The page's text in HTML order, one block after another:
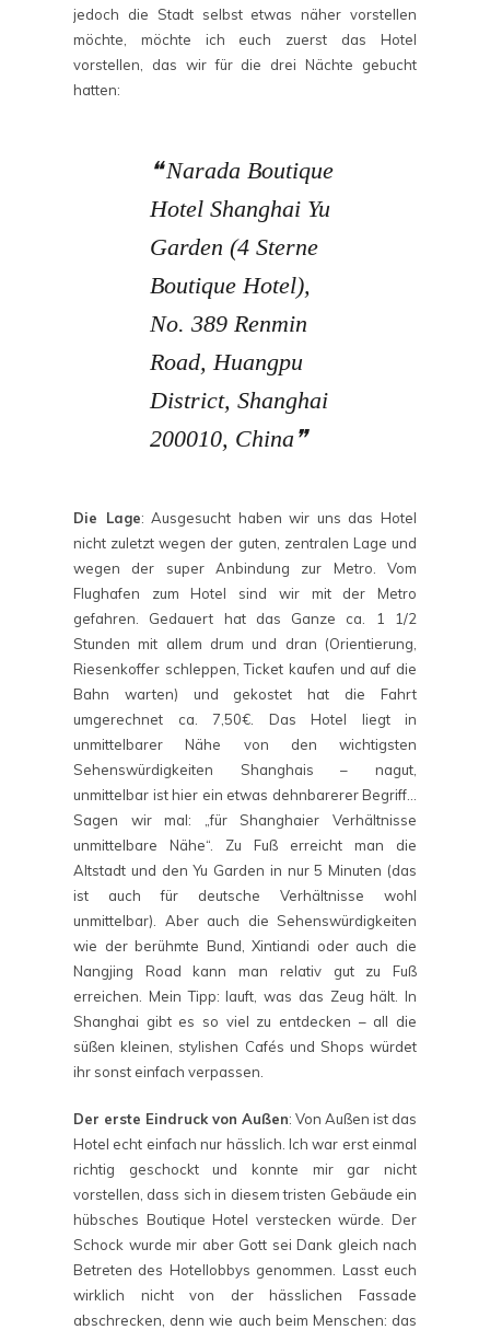
jedoch die Stadt selbst etwas näher vorstellen
möchte, möchte ich euch zuerst das Hotel
vorstellen, das wir für die drei Nächte gebucht
hatten:
Narada Boutique
Hotel Shanghai Yu
Garden (4 Sterne
Boutique Hotel),
No. 389 Renmin
Road, Huangpu
District, Shanghai
200010, China
Die Lage: Ausgesucht haben wir uns das Hotel
nicht zuletzt wegen der guten, zentralen Lage und
wegen der super Anbindung zur Metro. Vom
Flughafen zum Hotel sind wir mit der Metro
gefahren. Gedauert hat das Ganze ca. 1 1/2
Stunden mit allem drum und dran (Orientierung,
Riesenkoffer schleppen, Ticket kaufen und auf die
Bahn warten) und gekostet hat die Fahrt
umgerechnet ca. 7,50€. Das Hotel liegt in
unmittelbarer Nähe von den wichtigsten
Sehenswürdigkeiten Shanghais – nagut,
unmittelbar ist hier ein etwas dehnbarerer Begriff…
Sagen wir mal: „für Shanghaier Verhältnisse
unmittelbare Nähe“. Zu Fuß erreicht man die
Altstadt und den Yu Garden in nur 5 Minuten (das
ist auch für deutsche Verhältnisse wohl
unmittelbar). Aber auch die Sehenswürdigkeiten
wie der berühmte Bund, Xintiandi oder auch die
Nangjing Road kann man relativ gut zu Fuß
erreichen. Mein Tipp: lauft, was das Zeug hält. In
Shanghai gibt es so viel zu entdecken – all die
süßen kleinen, stylishen Cafés und Shops würdet
ihr sonst einfach verpassen.
Der erste Eindruck von Außen: Von Außen ist das
Hotel echt einfach nur hässlich. Ich war erst einmal
richtig geschockt und konnte mir gar nicht
vorstellen, dass sich in diesem tristen Gebäude ein
hübsches Boutique Hotel verstecken würde. Der
Schock wurde mir aber Gott sei Dank gleich nach
Betreten des Hotellobbys genommen. Lasst euch
wirklich nicht von der hässlichen Fassade
abschrecken, denn wie auch beim Menschen: das